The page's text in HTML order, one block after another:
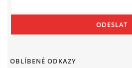
OBLÍBENÉ ODKAZY